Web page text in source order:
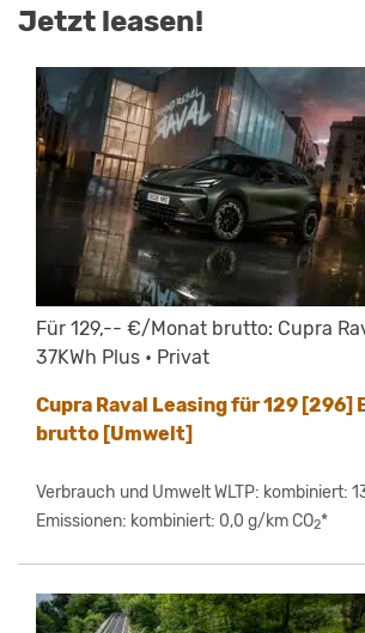
Jetzt leasen!
Für 129,-- €/Monat brutto: Cupra
37KWh Plus • Privat
Cupra Raval Leasing für 129 [296]
brutto [Umwelt]
Verbrauch und Umwelt WLTP: kombiniert:
Emissionen: kombiniert: 0,0 g/km CO2*